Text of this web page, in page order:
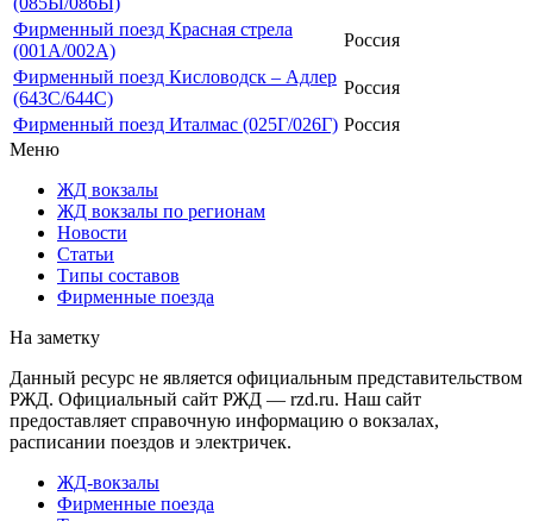
Фирменный поезд Красная стрела
(001А/002А)
Россия
Фирменный поезд Кисловодск – Адлер
(643С/644С)
Россия
Фирменный поезд Италмас (025Г/026Г) Россия
Меню
ЖД вокзалы
ЖД вокзалы по регионам
Новости
Статьи
Типы составов
Фирменные поезда
На заметку
Данный ресурс не является официальным представительством
РЖД. Официальный сайт РЖД — rzd.ru. Наш сайт
предоставляет справочную информацию о вокзалах,
расписании поездов и электричек.
ЖД-вокзалы
Фирменные поезда